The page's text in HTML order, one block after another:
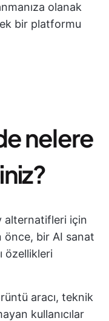
olanak
bir platformu
nelere
alternatifleri için
önce, bir AI sanat
özellikleri
aracı, teknik
kullanıcılar